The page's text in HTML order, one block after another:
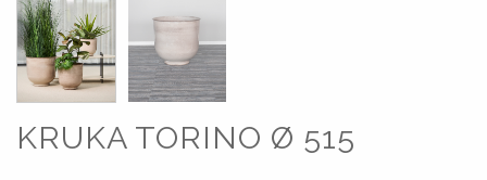
KRUKA TORINO Ø 515